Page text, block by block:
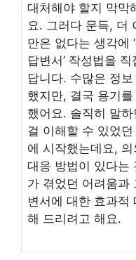
대처해야 할지 막막
요. 그러다 문득, 더
만은 없다는 생각에
답변서’ 작성법을
답니다. 수많은 정
했지만, 결국 용기
했어요. 솔직히 말
걸 이해할 수 있었
에 시작했는데요,
대응 방법이 있다는
가 겪었던 어려움과
변서에 대한 효과적
해 드리려고 해요.